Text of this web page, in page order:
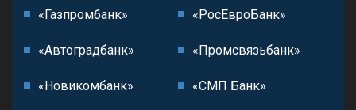
«Газпромбанк» «РосЕвроБанк»
«Автоградбанк» «Промсвязьбанк»
«Новикомбанк» «СМП Банк»